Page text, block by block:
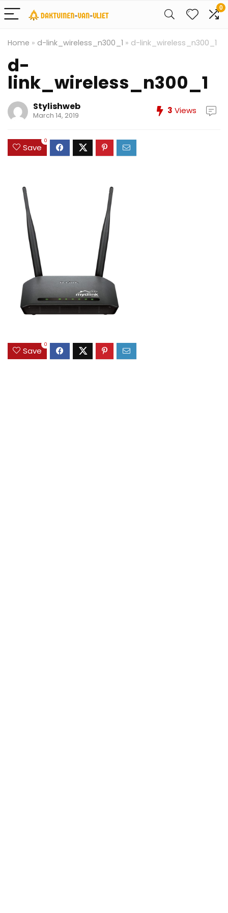
0
Home » d-link_wireless_n300_1 » d-link_wireless_n300_1
d-
link_wireless_n300_1
Stylishweb
March 14, 2019 3 Views
Save
0
Save
0